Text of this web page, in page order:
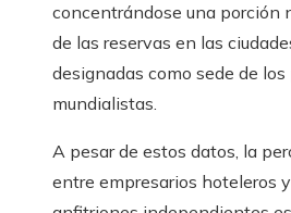
concentrándose una porción
de las reservas en las
designadas como sede de
mundialistas.
A pesar de estos datos, la
entre empresarios hoteleros y